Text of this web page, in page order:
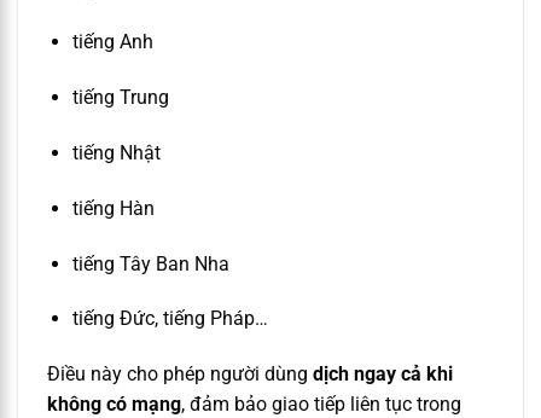
tiếng Anh
tiếng Trung
tiếng Nhật
tiếng Hàn
tiếng Tây Ban Nha
tiếng Đức, tiếng Pháp…
Điều này cho phép người dùng dịch ngay cả khi
không có mạng, đảm bảo giao tiếp liên tục trong